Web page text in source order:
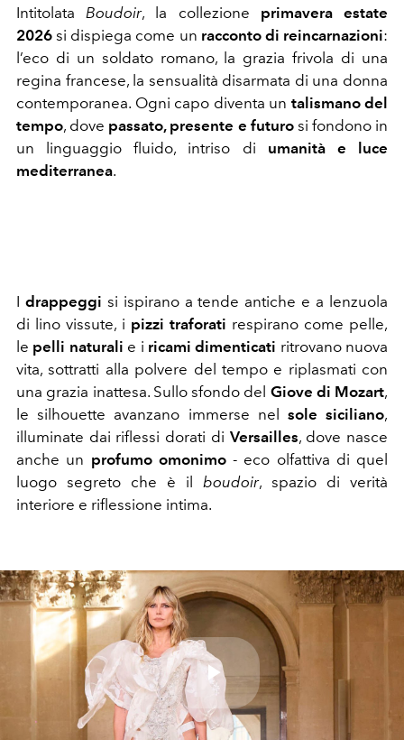
Intitolata Boudoir, la collezione primavera estate
2026 si dispiega come un racconto di reincarnazioni:
l’eco di un soldato romano, la grazia frivola di una
regina francese, la sensualità disarmata di una donna
contemporanea. Ogni capo diventa un talismano del
tempo, dove passato, presente e futurosi fondono in
un linguaggio fluido, intriso di umanità e luce
mediterranea.
I drappeggi si ispirano a tende antiche e a lenzuola
di lino vissute, i pizzi traforati respirano come pelle,
le pelli naturali e i ricami dimenticati ritrovano nuova
vita, sottratti alla polvere del tempo e riplasmati con
una grazia inattesa. Sullo sfondo del Giove di Mozart,
le silhouette avanzano immerse nel sole siciliano,
illuminate dai riflessi dorati di Versailles, dove nasce
anche un profumo omonimo- eco olfattiva di quel
luogo segreto che è il boudoir, spazio di verità
interiore e riflessione intima.
Play